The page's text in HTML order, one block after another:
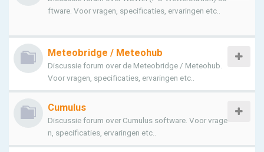
ftware. Voor vragen, specificaties, ervaringen etc..
Meteobridge / Meteohub
Discussie forum over de Meteobridge / Meteohub.
Voor vragen, specificaties, ervaringen etc..
Cumulus
Discussie forum over Cumulus software. Voor vrage
n, specificaties, ervaringen etc..